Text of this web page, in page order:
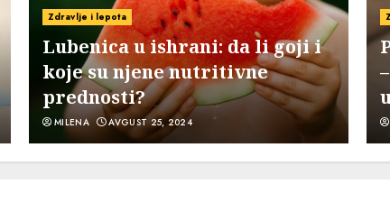
5
Zdravlje i lepota
Lubenica u ishrani: da li goji i
koje su njene nutritivne
prednosti?
MILENA AVGUST 25, 2024